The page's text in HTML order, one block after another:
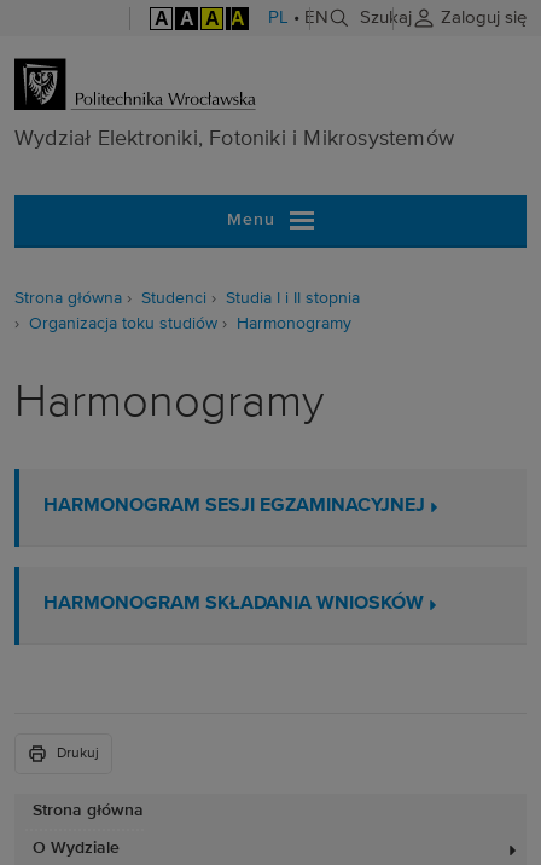
A A A A PL • EN Szukaj Zaloguj się
Wydział
Wydział Elektroniki, Fotoniki i Mikrosystemów
Menu
Strona główna
O Wydziale
Strona główna Studenci
Studia I i II stopnia
Organizacja toku studiów
Harmonogramy
Harmonogramy
HARMONOGRAM SESJI EGZAMINACYJNEJ
HARMONOGRAM SKŁADANIA WNIOSKÓW
Drukuj